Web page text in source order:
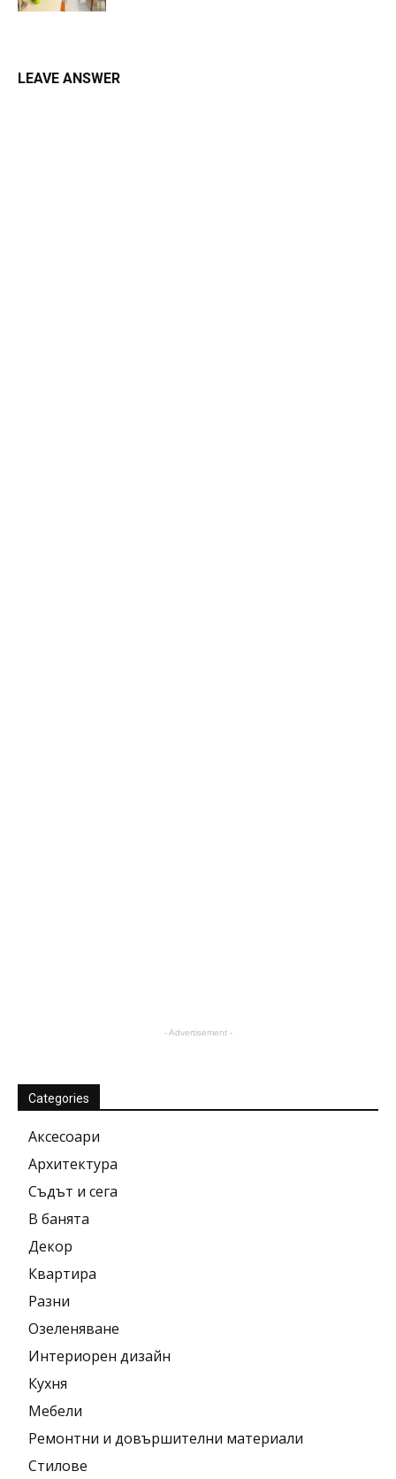
LEAVE ANSWER
- Advertisement -
Categories
Аксесоари
Архитектура
Съдът и сега
В банята
Декор
Квартира
Разни
Озеленяване
Интериорен дизайн
Кухня
Мебели
Ремонтни и довършителни материали
Стилове